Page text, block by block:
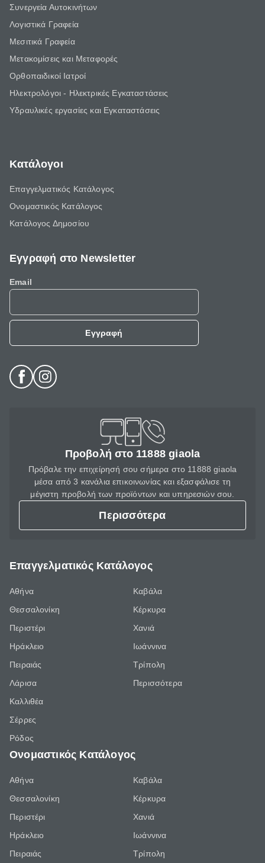
Συνεργεία Αυτοκινήτων
Λογιστικά Γραφεία
Μεσιτικά Γραφεία
Μετακομίσεις και Μεταφορές
Ορθοπαιδικοί Ιατροί
Ηλεκτρολόγοι - Ηλεκτρικές Εγκαταστάσεις
Υδραυλικές εργασίες και Εγκαταστάσεις
Κατάλογοι
Επαγγελματικός Κατάλογος
Ονομαστικός Κατάλογος
Κατάλογος Δημοσίου
Εγγραφή στο Newsletter
Email
Εγγραφή
Προβολή στο 11888 giaola
Πρόβαλε την επιχείρησή σου σήμερα στο 11888 giaola
μέσα από 3 κανάλια επικοινωνίας και εξασφάλισε τη
μέγιστη προβολή των προϊόντων και υπηρεσιών σου.
Περισσότερα
Επαγγελματικός Κατάλογος
Αθήνα
Θεσσαλονίκη
Περιστέρι
Ηράκλειο
Πειραιάς
Λάρισα
Καλλιθέα
Σέρρες
Ρόδος
Καβάλα
Κέρκυρα
Χανιά
Ιωάννινα
Τρίπολη
Περισσότερα
Ονομαστικός Κατάλογος
Αθήνα
Θεσσαλονίκη
Περιστέρι
Ηράκλειο
Πειραιάς
Καβάλα
Κέρκυρα
Χανιά
Ιωάννινα
Τρίπολη